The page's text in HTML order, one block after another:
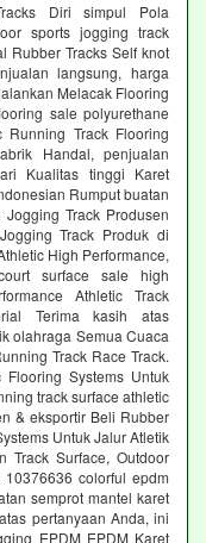
Diri simpul Pola
sports jogging track
Rubber Tracks Self knot
langsung, harga
Melacak Flooring
sale polyurethane
Running Track Flooring
Handal, penjualan
Kualitas tinggi Karet
Rumput buatan
Track Produsen
Track Produk di
High Performance,
surface sale high
Athletic Track
Terima kasih atas
olahraga Semua Cuaca
Track Race Track.
Systems Untuk
track surface athletic
& eksportir Beli Rubber
Untuk Jalur Atletik
Track Surface, Outdoor
colorful epdm
semprot mantel karet
pertanyaan Anda, ini
EPDM EPDM Karet